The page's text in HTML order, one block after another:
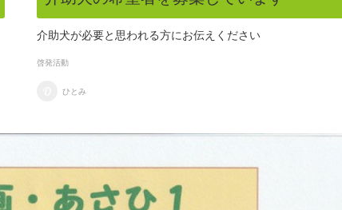
介助犬が必要と思われる方にお伝えください
啓発活動
ひとみ